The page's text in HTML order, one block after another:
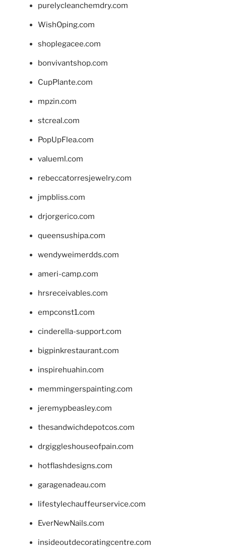
purelycleanchemdry.com
WishOping.com
shoplegacee.com
bonvivantshop.com
CupPlante.com
mpzin.com
stcreal.com
PopUpFlea.com
valueml.com
rebeccatorresjewelry.com
jmpbliss.com
drjorgerico.com
queensushipa.com
wendyweimerdds.com
ameri-camp.com
hrsreceivables.com
empconst1.com
cinderella-support.com
bigpinkrestaurant.com
inspirehuahin.com
memmingerspainting.com
jeremypbeasley.com
thesandwichdepotcos.com
drgiggleshouseofpain.com
hotflashdesigns.com
garagenadeau.com
lifestylechauffeurservice.com
EverNewNails.com
insideoutdecoratingcentre.com